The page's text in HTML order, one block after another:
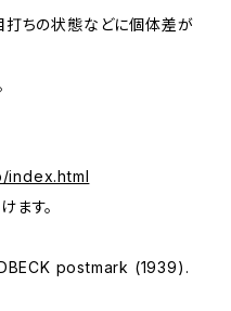
打ちの状態などに個体差が
index.html
ます。
postmark (1939).